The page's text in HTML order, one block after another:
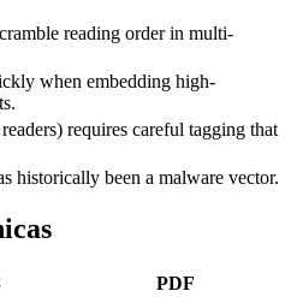
reading order in multi-
when embedding high-
requires careful tagging that
historically been a malware vector.
PDF